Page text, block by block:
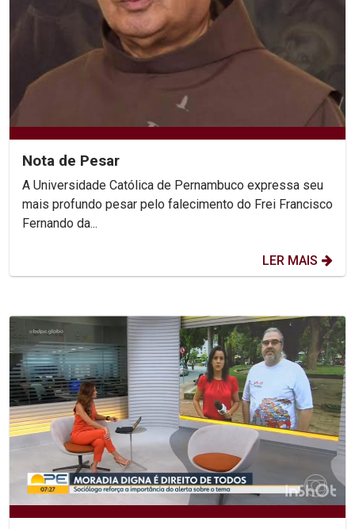
Nota de Pesar
A Universidade Católica de Pernambuco expressa seu
mais profundo pesar pelo falecimento do Frei Francisco
Fernando da...
LER MAIS